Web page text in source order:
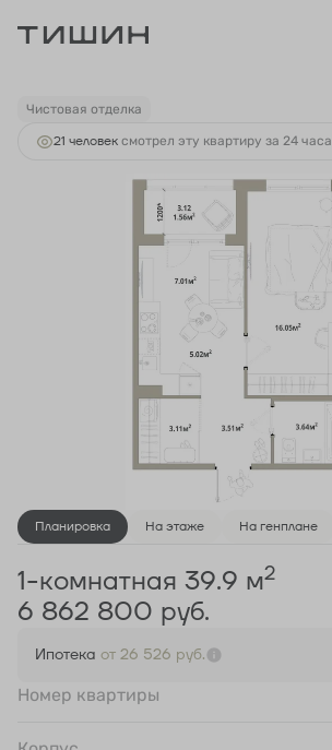
1-комнатная 39.9 м
Ипотекаот 26 526 руб.
Чистовая отделка
21 человек смотрел эту квартиру за 24 часа
Планировка На этаже На генплане
1-комнатная 39.9 м2
6 862 800 руб.
Ипотека от 26 526 руб.
Номер квартиры